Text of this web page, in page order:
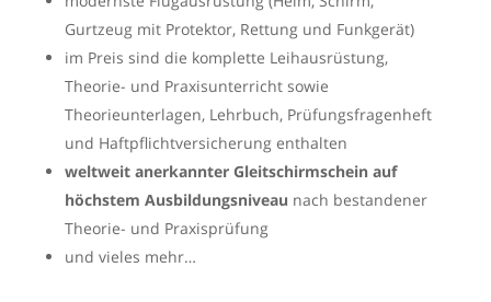
Gurtzeug mit Protektor, Rettung und Funkgerät)
im Preis sind die komplette Leihausrüstung,
Theorie- und Praxisunterricht sowie
Theorieunterlagen, Lehrbuch, Prüfungsfragenheft
und Haftpflichtversicherung enthalten
weltweit anerkannter Gleitschirmschein auf
höchstem Ausbildungsniveau nach bestandener
Theorie- und Praxisprüfung
und vieles mehr…